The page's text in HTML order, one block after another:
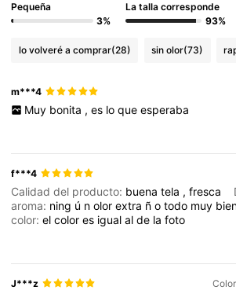
Pequeña
3%
La talla corresponde
93%
lo volveré a comprar(28) sin olor(73)
m***4
Muy bonita , es lo que esperaba
f***4
Calidad del producto: buenatela ,fresca
aroma: ning ú nolorextra ñotodo muy
color:elcolores igualalde lafoto
J***z